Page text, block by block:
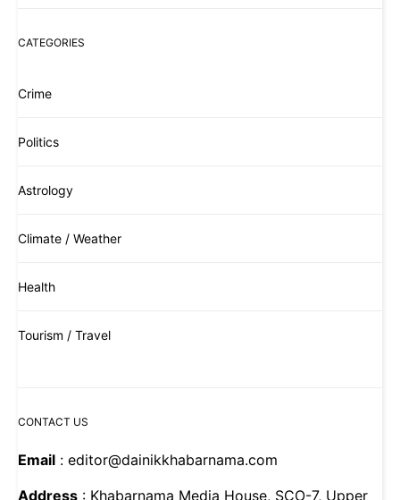
CATEGORIES
Crime
Politics
Astrology
Climate / Weather
Health
Tourism / Travel
CONTACT US
Email : editor@dainikkhabarnama.com
Address : Khabarnama Media House, SCO-7, Upper